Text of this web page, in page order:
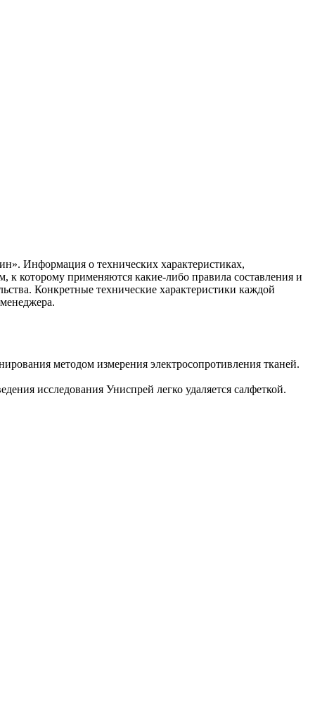
Информация о технических характеристиках,
к которому применяются какие-либо правила составления и
Конкретные технические характеристики каждой
методом измерения электросопротивления тканей.
исследования Униспрей легко удаляется салфеткой.